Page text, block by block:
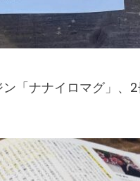
「ナナイロマグ」、